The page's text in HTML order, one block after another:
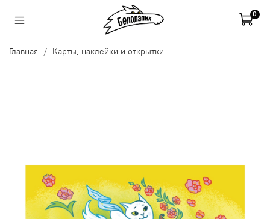
0
Главная Карты, наклейки и открытки